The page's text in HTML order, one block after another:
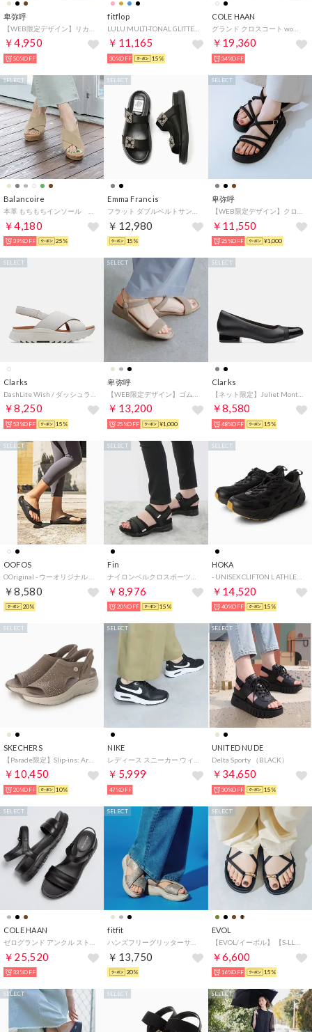
卑弥呼
￥4,950
50%OFF
fitflop
￥11,165
30%OFF 15%
COLE HAAN
グランド クロスコート womens （ブライト ホワイト / ホワイト）
￥19,360
34%OFF
Balancoire
￥4,180
SELECT
39%OFF 25%
Emma Francis
￥12,980
SELECT
15%
卑弥呼
￥11,550
SELECT
25%OFF ¥1,000
Clarks
￥8,250
SELECT
53%OFF 15%
卑弥呼
￥13,200
SELECT
25%OFF ¥1,000
Clarks
【ネット限定】Juliet Monte / ジュリエットモンテ （ブラックレザー/シンセティック）
￥8,580
SELECT
48%OFF 15%
OOFOS
￥8,580
SELECT
20%
Fin
￥8,976
SELECT
20%OFF 15%
HOKA
- UNISEX CLIFTON L ATHLETICS【1160050-BBLC】 （BLACK/BLACK）
￥14,520
SELECT
40%OFF 15%
SKECHERS
￥10,450
SELECT
20%OFF 10%
NIKE
￥5,999
SELECT
47%OFF
UNITED NUDE
Delta Sporty （BLACK）
￥34,650
SELECT
30%OFF 15%
COLE HAAN
￥25,520
SELECT
33%OFF
fitfit
￥13,750
SELECT
20%
EVOL
￥6,600
SELECT
16%OFF 15%
SELECT SELECT SELECT